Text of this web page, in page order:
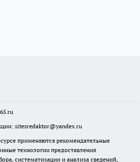
sitesredaktor@yandex.ru
применяются рекомендательные
технологии предоставления
систематизации и анализа сведений,